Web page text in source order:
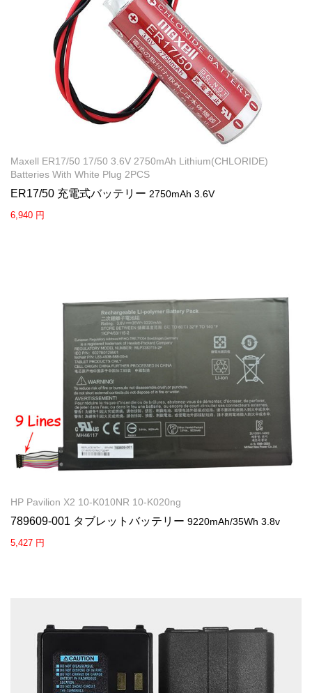
Maxell ER17/50 17/50 3.6V 2750mAh Lithium(CHLORIDE)
Batteries With White Plug 2PCS
ER17/50 充電式バッテリー 2750mAh 3.6V
6,940 円
HP Pavilion X2 10-K010NR 10-K020ng
789609-001 タブレットバッテリー 9220mAh/35Wh 3.8v
5,427 円